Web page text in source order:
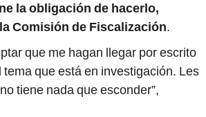
la obligación de hacerlo,
Comisión de Fiscalización.
que me hagan llegar por escrito
que está en investigación. Les
tiene nada que esconder”,